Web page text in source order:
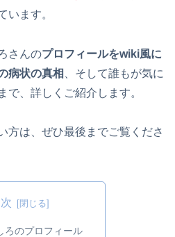
います。
さんのプロフィールをwiki風に
病状の真相
、そして誰もが気に
で、詳しくご紹介します。
方は、ぜひ最後までご覧くださ
ろのプロフィール